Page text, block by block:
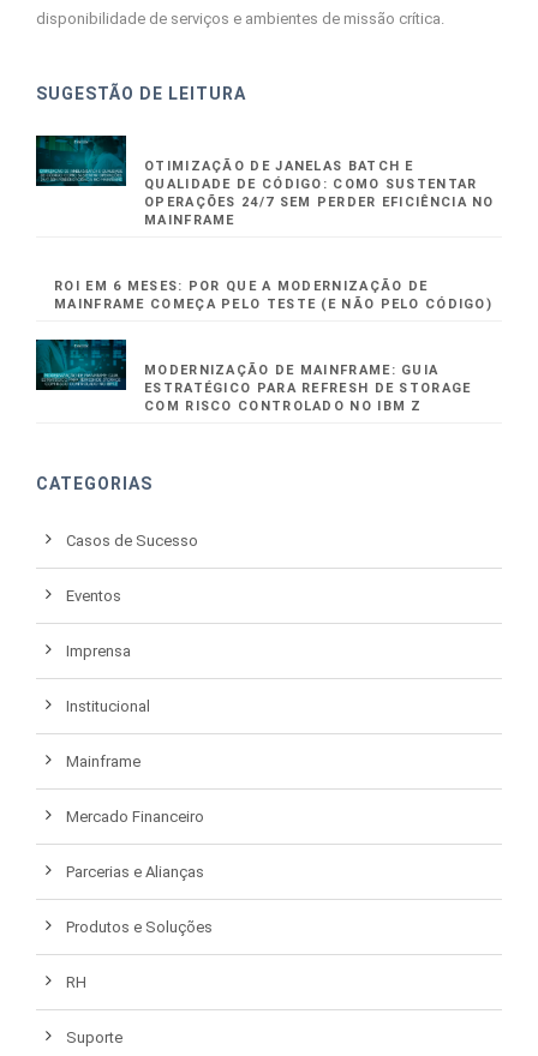
disponibilidade de serviços e ambientes de missão crítica.
SUGESTÃO DE LEITURA
OTIMIZAÇÃO DE JANELAS BATCH E
QUALIDADE DE CÓDIGO: COMO SUSTENTAR
OPERAÇÕES 24/7 SEM PERDER EFICIÊNCIA NO
MAINFRAME
ROI EM 6 MESES: POR QUE A MODERNIZAÇÃO DE
MAINFRAME COMEÇA PELO TESTE (E NÃO PELO CÓDIGO)
MODERNIZAÇÃO DE MAINFRAME: GUIA
ESTRATÉGICO PARA REFRESH DE STORAGE
COM RISCO CONTROLADO NO IBM Z
CATEGORIAS
Casos de Sucesso
Eventos
Imprensa
Institucional
Mainframe
Mercado Financeiro
Parcerias e Alianças
Produtos e Soluções
RH
Suporte